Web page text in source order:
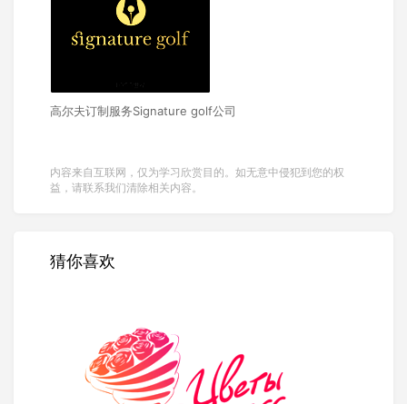
高尔夫订制服务Signature golf公司
内容来自互联网，仅为学习欣赏目的。如无意中侵犯到您的权
益，请联系我们清除相关内容。
猜你喜欢